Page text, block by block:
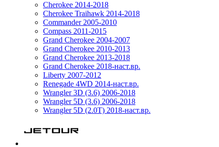
Cherokee 2014-2018
Cherokee Traihawk 2014-2018
Commander 2005-2010
Compass 2011-2015
Grand Cherokee 2004-2007
Grand Cherokee 2010-2013
Grand Cherokee 2013-2018
Grand Cherokee 2018-наст.вр.
Liberty 2007-2012
Renegade 4WD 2014-наст.вр.
Wrangler 3D (3.6) 2006-2018
Wrangler 5D (3.6) 2006-2018
Wrangler 5D (2.0T) 2018-наст.вр.